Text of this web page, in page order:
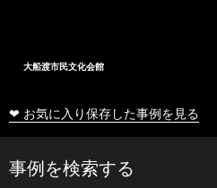
大船渡市民文化会館
❤ お気に入り保存した事例を見る
事例を検索する